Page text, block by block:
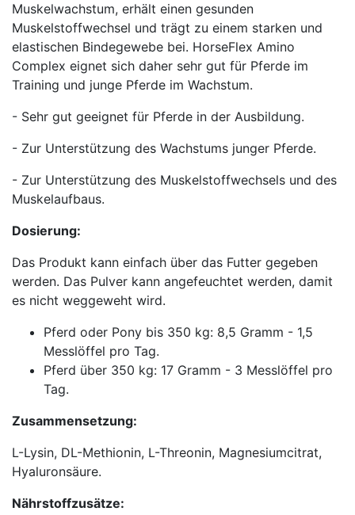
Muskelwachstum, erhält einen gesunden
Muskelstoffwechsel und trägt zu einem starken und
elastischen Bindegewebe bei. HorseFlex Amino
Complex eignet sich daher sehr gut für Pferde im
Training und junge Pferde im Wachstum.
- Sehr gut geeignet für Pferde in der Ausbildung.
- Zur Unterstützung des Wachstums junger Pferde.
- Zur Unterstützung des Muskelstoffwechsels und des
Muskelaufbaus.
Dosierung:
Das Produkt kann einfach über das Futter gegeben
werden. Das Pulver kann angefeuchtet werden, damit
es nicht weggeweht wird.
Pferd oder Pony bis 350 kg: 8,5 Gramm - 1,5
Messlöffel pro Tag.
Pferd über 350 kg: 17 Gramm - 3 Messlöffel pro
Tag.
Zusammensetzung:
L-Lysin, DL-Methionin, L-Threonin, Magnesiumcitrat,
Hyaluronsäure.
Nährstoffzusätze: